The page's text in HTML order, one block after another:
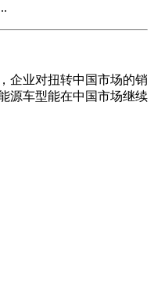
企业对扭转中国市场的销
源车型能在中国市场继续